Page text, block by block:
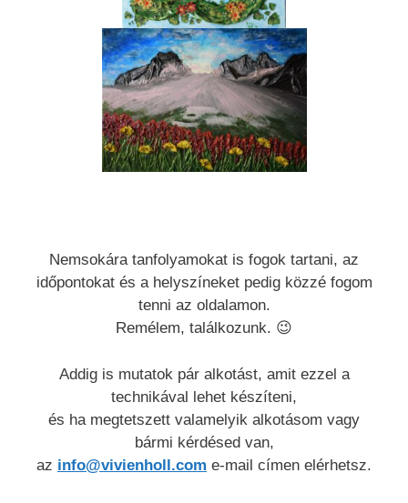
Nemsokára tanfolyamokat is fogok tartani, az
időpontokat és a helyszíneket pedig közzé fogom
tenni az oldalamon.
Remélem, találkozunk. 😉
Addig is mutatok pár alkotást, amit ezzel a
technikával lehet készíteni,
és ha megtetszett valamelyik alkotásom vagy
bármi kérdésed van,
az info@vivienholl.com e-mail címen elérhetsz.